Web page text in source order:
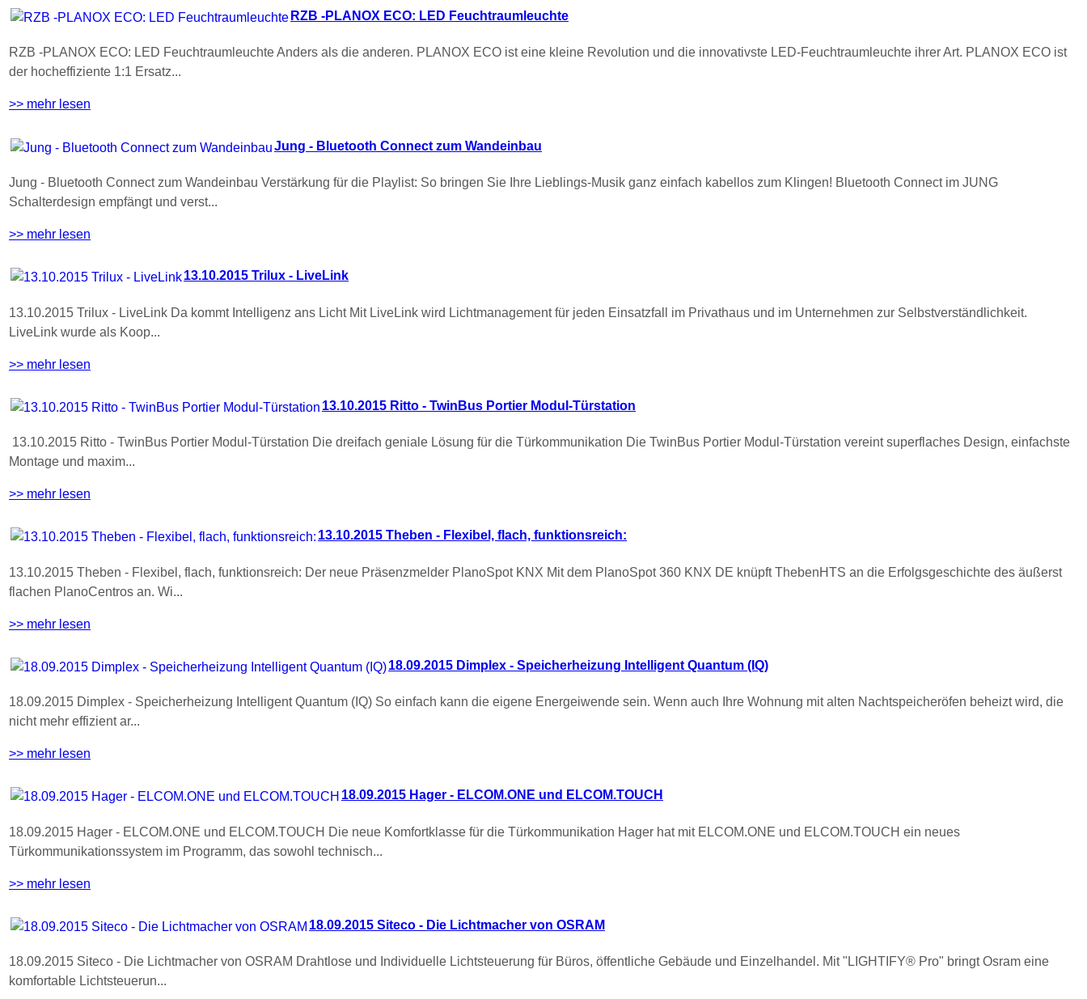
RZB -PLANOX ECO: LED Feuchtraumleuchte
RZB -PLANOX ECO: LED Feuchtraumleuchte Anders als die anderen. PLANOX ECO ist eine kleine Revolution und die innovativste LED-Feuchtraumleuchte ihrer Art. PLANOX ECO ist
der hocheffiziente 1:1 Ersatz...
>> mehr lesen
Jung - Bluetooth Connect zum Wandeinbau
Jung - Bluetooth Connect zum Wandeinbau Verstärkung für die Playlist: So bringen Sie Ihre Lieblings-Musik ganz einfach kabellos zum Klingen! Bluetooth Connect im JUNG
Schalterdesign empfängt und verst...
>> mehr lesen
13.10.2015 Trilux - LiveLink
13.10.2015 Trilux - LiveLink Da kommt Intelligenz ans Licht Mit LiveLink wird Lichtmanagement für jeden Einsatzfall im Privathaus und im Unternehmen zur Selbstverständlichkeit.
LiveLink wurde als Koop...
>> mehr lesen
13.10.2015 Ritto - TwinBus Portier Modul-Türstation
13.10.2015 Ritto - TwinBus Portier Modul-Türstation Die dreifach geniale Lösung für die Türkommunikation Die TwinBus Portier Modul-Türstation vereint superflaches Design, einfachste
Montage und maxim...
>> mehr lesen
13.10.2015 Theben - Flexibel, flach, funktionsreich:
13.10.2015 Theben - Flexibel, flach, funktionsreich: Der neue Präsenzmelder PlanoSpot KNX Mit dem PlanoSpot 360 KNX DE knüpft ThebenHTS an die Erfolgsgeschichte des äußerst
flachen PlanoCentros an. Wi...
>> mehr lesen
18.09.2015 Dimplex - Speicherheizung Intelligent Quantum (IQ)
18.09.2015 Dimplex - Speicherheizung Intelligent Quantum (IQ) So einfach kann die eigene Energeiwende sein. Wenn auch Ihre Wohnung mit alten Nachtspeicheröfen beheizt wird, die
nicht mehr effizient ar...
>> mehr lesen
18.09.2015 Hager - ELCOM.ONE und ELCOM.TOUCH
18.09.2015 Hager - ELCOM.ONE und ELCOM.TOUCH Die neue Komfortklasse für die Türkommunikation Hager hat mit ELCOM.ONE und ELCOM.TOUCH ein neues
Türkommunikationssystem im Programm, das sowohl technisch...
>> mehr lesen
18.09.2015 Siteco - Die Lichtmacher von OSRAM
18.09.2015 Siteco - Die Lichtmacher von OSRAM Drahtlose und Individuelle Lichtsteuerung für Büros, öffentliche Gebäude und Einzelhandel. Mit "LIGHTIFY® Pro" bringt Osram eine
komfortable Lichtsteuerun...